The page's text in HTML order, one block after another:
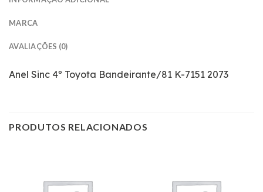
MARCA
AVALIAÇÕES (0)
Anel Sinc 4º Toyota Bandeirante/81 K-7151 2073
PRODUTOS RELACIONADOS